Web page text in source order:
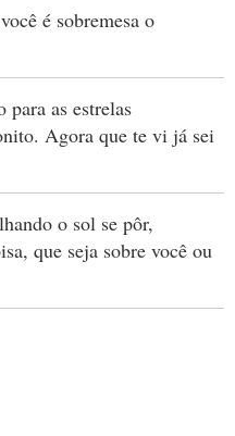
é sobremesa o
para as estrelas
Agora que te vi já sei
o sol se pôr,
que seja sobre você ou